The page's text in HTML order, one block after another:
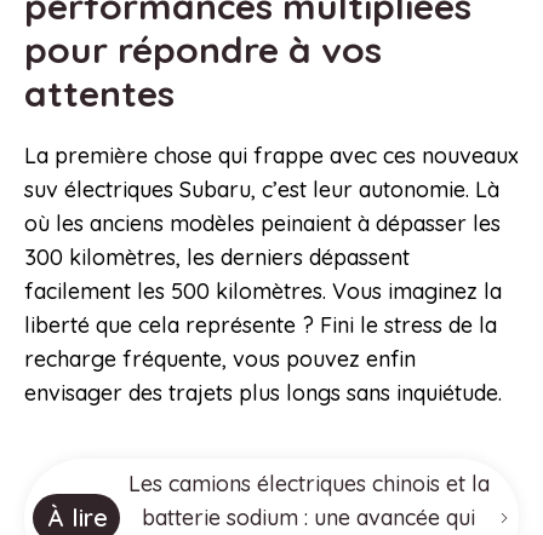
pour répondre à vos
attentes
La première chose qui frappe avec ces nouveaux
suv électriques Subaru, c’est leur autonomie. Là
où les anciens modèles peinaient à dépasser les
300 kilomètres, les derniers dépassent
facilement les 500 kilomètres. Vous imaginez la
liberté que cela représente ? Fini le stress de la
recharge fréquente, vous pouvez enfin
envisager des trajets plus longs sans inquiétude.
À lire
Les camions électriques chinois et la
batterie sodium : une avancée qui